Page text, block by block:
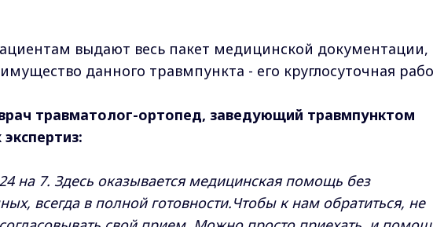
выдают весь пакет медицинской документации,
данного травмпункта - его круглосуточная
травматолог-ортопед, заведующий травмпунктом
на 7. Здесь оказывается медицинская помощь без
всегда в полной готовности.Чтобы к нам обратиться, не